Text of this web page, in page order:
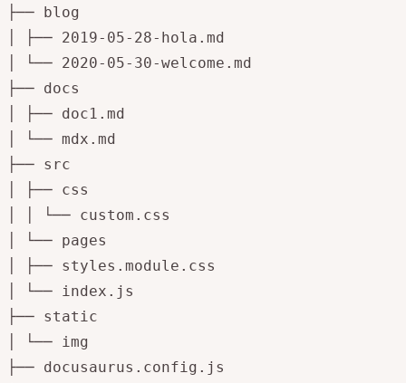
├── blog
│ ├── 2019-05-28-hola.md
│ └── 2020-05-30-welcome.md
├── docs
│ ├── doc1.md
│ └── mdx.md
├── src
│ ├── css
│ │ └── custom.css
│ └── pages
│ ├── styles.module.css
│ └── index.js
├── static
│ └── img
├── docusaurus.config.js